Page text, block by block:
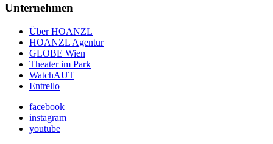
Unternehmen
Über HOANZL
HOANZL Agentur
GLOBE Wien
Theater im Park
WatchAUT
Entrello
facebook
instagram
youtube